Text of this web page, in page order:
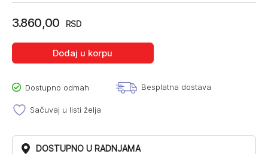
3.860,00 RSD
Dodaj u korpu
Dostupno odmah Besplatna dostava
Sačuvaj u listi želja
DOSTUPNO U RADNJAMA